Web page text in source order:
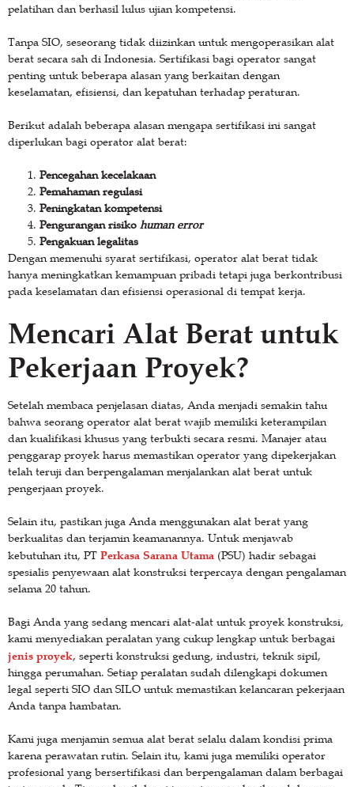
pelatihan dan berhasil lulus ujian kompetensi.
Tanpa SIO, seseorang tidak diizinkan untuk mengoperasikan alat
berat secara sah di Indonesia. Sertifikasi bagi operator sangat
penting untuk beberapa alasan yang berkaitan dengan
keselamatan, efisiensi, dan kepatuhan terhadap peraturan.
Berikut adalah beberapa alasan mengapa sertifikasi ini sangat
diperlukan bagi operator alat berat:
Pencegahan kecelakaan
Pemahaman regulasi
Peningkatan kompetensi
Pengurangan risiko human error
Pengakuan legalitas
Dengan memenuhi syarat sertifikasi, operator alat berat tidak
hanya meningkatkan kemampuan pribadi tetapi juga berkontribusi
pada keselamatan dan efisiensi operasional di tempat kerja.
Mencari Alat Berat untuk
Pekerjaan Proyek?
Setelah membaca penjelasan diatas, Anda menjadi semakin tahu
bahwa seorang operator alat berat wajib memiliki keterampilan
dan kualifikasi khusus yang terbukti secara resmi. Manajer atau
penggarap proyek harus memastikan operator yang dipekerjakan
telah teruji dan berpengalaman menjalankan alat berat untuk
pengerjaan proyek.
Selain itu, pastikan juga Anda menggunakan alat berat yang
berkualitas dan terjamin keamanannya. Untuk menjawab
kebutuhan itu, PT Perkasa Sarana Utama (PSU) hadir sebagai
spesialis penyewaan alat konstruksi terpercaya dengan pengalaman
selama 20 tahun.
Bagi Anda yang sedang mencari alat-alat untuk proyek konstruksi,
kami menyediakan peralatan yang cukup lengkap untuk berbagai
jenis proyek, seperti konstruksi gedung, industri, teknik sipil,
hingga perumahan. Setiap peralatan sudah dilengkapi dokumen
legal seperti SIO dan SILO untuk memastikan kelancaran pekerjaan
Anda tanpa hambatan.
Kami juga menjamin semua alat berat selalu dalam kondisi prima
karena perawatan rutin. Selain itu, kami juga memiliki operator
profesional yang bersertifikasi dan berpengalaman dalam berbagai